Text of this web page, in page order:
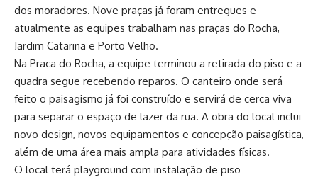
dos moradores. Nove praças já foram entregues e
atualmente as equipes trabalham nas praças do Rocha,
Jardim Catarina e Porto Velho.
Na Praça do Rocha, a equipe terminou a retirada do piso e a
quadra segue recebendo reparos. O canteiro onde será
feito o paisagismo já foi construído e servirá de cerca viva
para separar o espaço de lazer da rua. A obra do local inclui
novo design, novos equipamentos e concepção paisagística,
além de uma área mais ampla para atividades físicas.
O local terá playground com instalação de piso